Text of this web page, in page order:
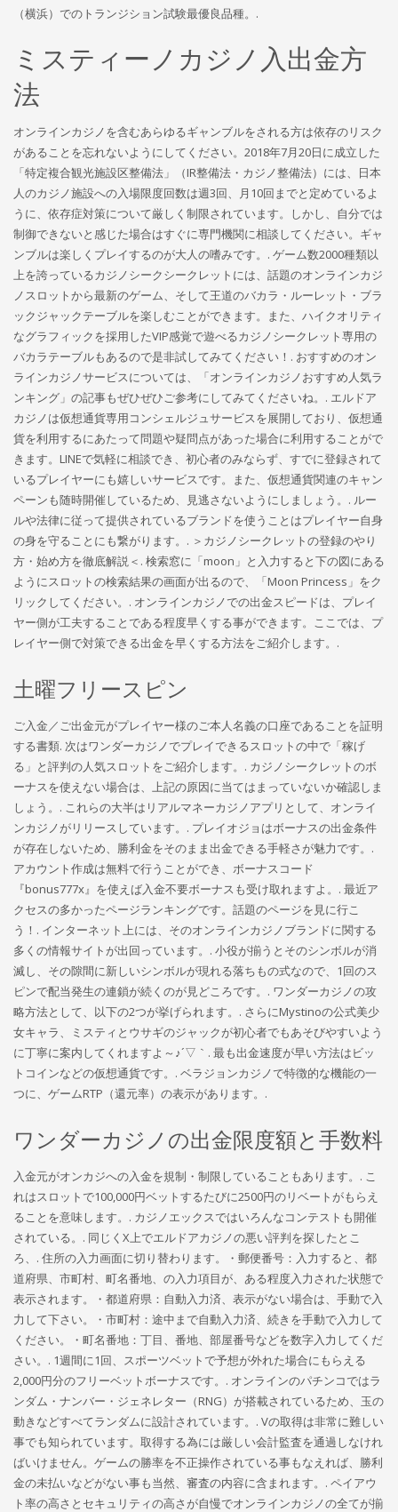
（横浜）でのトランジション試験最優良品種。.
ミスティーノカジノ入出金方
法
オンラインカジノを含むあらゆるギャンブルをされる方は依存のリスク
があることを忘れないようにしてください。2018年7月20日に成立した
「特定複合観光施設区整備法」（IR整備法・カジノ整備法）には、日本
人のカジノ施設への入場限度回数は週3回、月10回までと定めているよ
うに、依存症対策について厳しく制限されています。しかし、自分では
制御できないと感じた場合はすぐに専門機関に相談してください。ギャ
ンブルは楽しくプレイするのが大人の嗜みです。. ゲーム数2000種類以
上を誇っているカジノシークシークレットには、話題のオンラインカジ
ノスロットから最新のゲーム、そして王道のバカラ・ルーレット・ブラ
ックジャックテーブルを楽しむことができます。また、ハイクオリティ
なグラフィックを採用したVIP感覚で遊べるカジノシークレット専用の
バカラテーブルもあるので是非試してみてください！. おすすめのオン
ラインカジノサービスについては、「オンラインカジノおすすめ人気ラ
ンキング」の記事もぜひぜひご参考にしてみてくださいね。. エルドア
カジノは仮想通貨専用コンシェルジュサービスを展開しており、仮想通
貨を利用するにあたって問題や疑問点があった場合に利用することがで
きます。LINEで気軽に相談でき、初心者のみならず、すでに登録されて
いるプレイヤーにも嬉しいサービスです。また、仮想通貨関連のキャン
ペーンも随時開催しているため、見逃さないようにしましょう。. ルー
ルや法律に従って提供されているブランドを使うことはプレイヤー自身
の身を守ることにも繋がります。. ＞カジノシークレットの登録のやり
方・始め方を徹底解説＜. 検索窓に「moon」と入力すると下の図にある
ようにスロットの検索結果の画面が出るので、「Moon Princess」をク
リックしてください。. オンラインカジノでの出金スピードは、プレイ
ヤー側が工夫することである程度早くする事ができます。ここでは、プ
レイヤー側で対策できる出金を早くする方法をご紹介します。.
土曜フリースピン
ご入金／ご出金元がプレイヤー様のご本人名義の口座であることを証明
する書類. 次はワンダーカジノでプレイできるスロットの中で「稼げ
る」と評判の人気スロットをご紹介します。. カジノシークレットのボ
ーナスを使えない場合は、上記の原因に当てはまっていないか確認しま
しょう。. これらの大半はリアルマネーカジノアプリとして、オンライ
ンカジノがリリースしています。. プレイオジョはボーナスの出金条件
が存在しないため、勝利金をそのまま出金できる手軽さが魅力です。.
アカウント作成は無料で行うことができ、ボーナスコード
『bonus777x』を使えば入金不要ボーナスも受け取れますよ。. 最近ア
クセスの多かったページランキングです。話題のページを見に行こ
う！. インターネット上には、そのオンラインカジノブランドに関する
多くの情報サイトが出回っています。. 小役が揃うとそのシンボルが消
滅し、その隙間に新しいシンボルが現れる落ちもの式なので、1回のス
ピンで配当発生の連鎖が続くのが見どころです。. ワンダーカジノの攻
略方法として、以下の2つが挙げられます。. さらにMystinoの公式美少
女キャラ、ミスティとウサギのジャックが初心者でもあそびやすいよう
に丁寧に案内してくれますよ～♪´▽｀. 最も出金速度が早い方法はビッ
トコインなどの仮想通貨です。. ベラジョンカジノで特徴的な機能の一
つに、ゲームRTP（還元率）の表示があります。.
ワンダーカジノの出金限度額と手数料
入金元がオンカジへの入金を規制・制限していることもあります。. こ
れはスロットで100,000円ベットするたびに2500円のリベートがもらえ
ることを意味します。. カジノエックスではいろんなコンテストも開催
されている。. 同じくX上でエルドアカジノの悪い評判を探したとこ
ろ、. 住所の入力画面に切り替わります。・郵便番号：入力すると、都
道府県、市町村、町名番地、の入力項目が、ある程度入力された状態で
表示されます。・都道府県：自動入力済、表示がない場合は、手動で入
力して下さい。・市町村：途中まで自動入力済、続きを手動で入力して
ください。・町名番地：丁目、番地、部屋番号などを数字入力してくだ
さい。. 1週間に1回、スポーツベットで予想が外れた場合にもらえる
2,000円分のフリーベットボーナスです。. オンラインのパチンコではラ
ンダム・ナンバー・ジェネレター（RNG）が搭載されているため、玉の
動きなどすべてランダムに設計されています。. Vの取得は非常に難しい
事でも知られています。取得する為には厳しい会計監査を通過しなけれ
ばいけません。ゲームの勝率を不正操作されている事もなえれば、勝利
金の未払いなどがない事も当然、審査の内容に含まれます。. ペイアウ
ト率の高さとセキュリティの高さが自慢でオンラインカジノの全てが揃